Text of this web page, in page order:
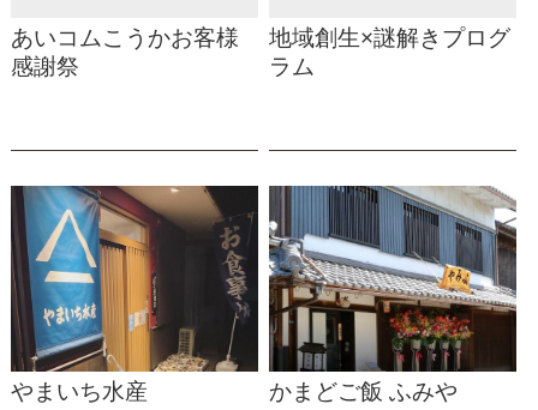
あいコムこうかお客様
感謝祭
地域創生×謎解きプログ
ラム
やまいち水産 かまどご飯 ふみや